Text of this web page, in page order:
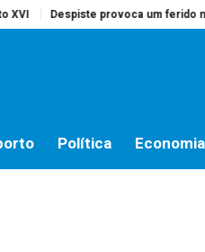
Despiste provoca um ferido na
Política Economia